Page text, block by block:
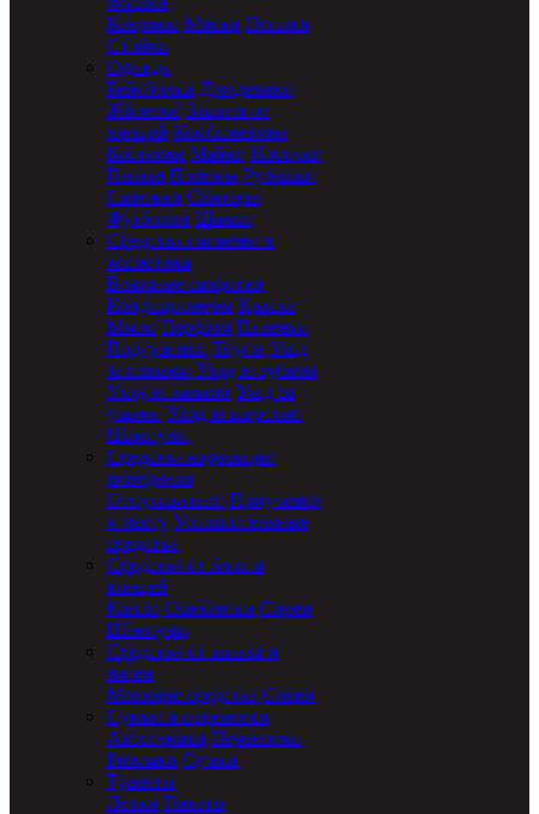
Коврики Миски Поилки
Стойки
Одежда
Бейсболки Дождевики
Жилетки Защита от
клещей Комбинезоны
Костюмы Майки Носочки
Платья Попоны Рубашки
Сапожки Свитеры
Футболки Шапки
Средства гигиены и
косметика
Влажные салфетки
Кондиционеры Краска
Мыло Парфюм Пеленки
Подгузники Трусы Уход
за глазами Уход за зубами
Уход за лапами Уход за
ушами Уход за шерстью
Шампуни
Средства коррекции
поведения
Отпугиватели Приучение
к месту Успокоительные
средства
Средства от блох и
клещей
Капли Ошейники Спреи
Шампуни
Средства от запаха и
пятен
Моющие средства Спреи
Сумки и переноски
Автогамаки Переноски
Рюкзаки Сумки
Туалеты
Лотки Пакеты